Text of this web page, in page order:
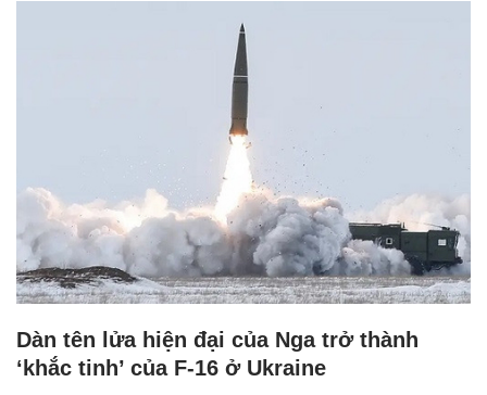
Dàn tên lửa hiện đại của Nga trở thành
‘khắc tinh’ của F-16 ở Ukraine